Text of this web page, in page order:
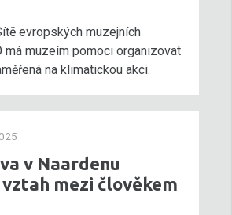
evropských muzejních
má muzeím pomoci organizovat
na klimatickou akci.
v Naardenu
mezi člověkem